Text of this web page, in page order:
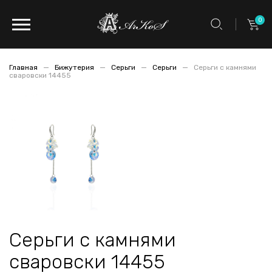
0
Главная Бижутерия Серьги Серьги
Серьги с камнями
сваровски 14455
Серьги с камнями
сваровски 14455